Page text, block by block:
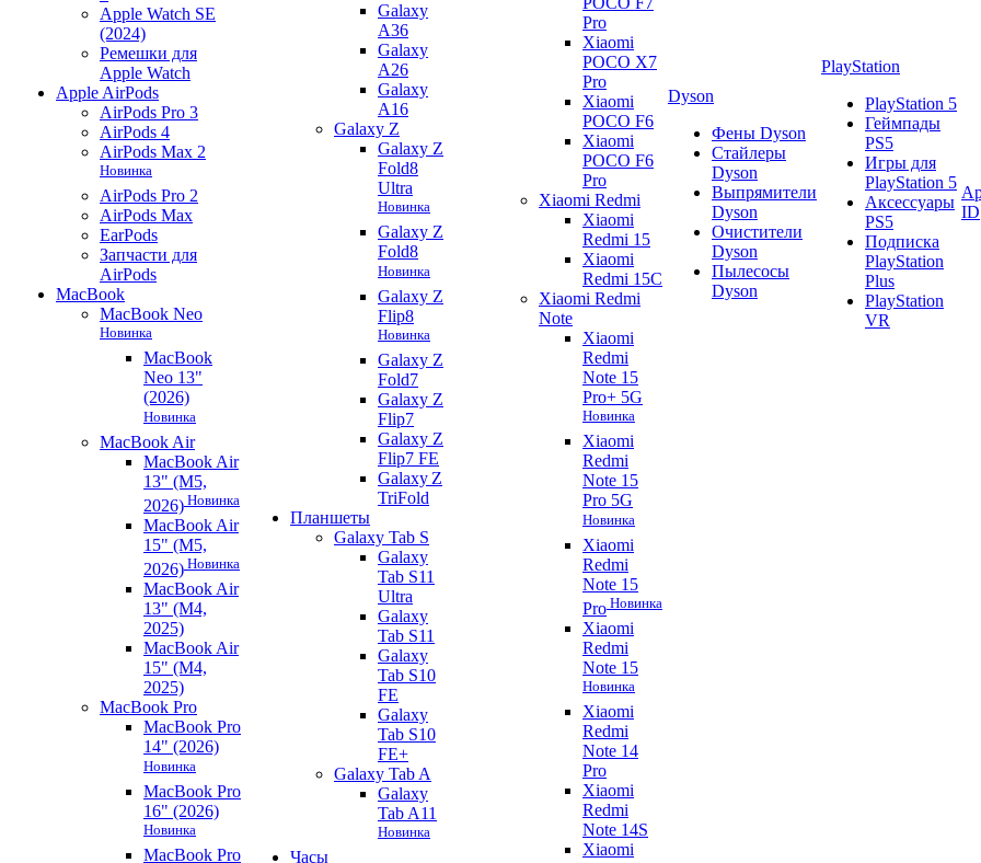
Apple Watch SE
(2024)
Ремешки для
Apple Watch
Apple AirPods
AirPods Pro 3
AirPods 4
AirPods Max 2
Новинка
AirPods Pro 2
AirPods Max
EarPods
Запчасти для
AirPods
MacBook
MacBook Neo
Новинка
MacBook
Neo 13"
(2026)
Новинка
MacBook Air
MacBook Air
13" (M5,
2026) Новинка
MacBook Air
15" (M5,
2026) Новинка
MacBook Air
13" (M4,
2025)
MacBook Air
15" (M4,
2025)
MacBook Pro
MacBook Pro
14" (2026)
Новинка
MacBook Pro
16" (2026)
Новинка
MacBook Pro
Galaxy
A36
Galaxy
A26
Galaxy
A16
Galaxy Z
Galaxy Z
Fold8
Ultra
Новинка
Galaxy Z
Fold8
Новинка
Galaxy Z
Flip8
Новинка
Galaxy Z
Fold7
Galaxy Z
Flip7
Galaxy Z
Flip7 FE
Galaxy Z
TriFold
Планшеты
Galaxy Tab S
Galaxy
Tab S11
Ultra
Galaxy
Tab S11
Galaxy
Tab S10
FE
Galaxy
Tab S10
FE+
Galaxy Tab A
Galaxy
Tab A11
Новинка
Часы
Pro
Xiaomi
POCO X7
Pro
Xiaomi
POCO F6
Xiaomi
POCO F6
Pro
Xiaomi Redmi
Xiaomi
Redmi 15
Xiaomi
Redmi 15C
Xiaomi Redmi
Note
Xiaomi
Redmi
Note 15
Pro+ 5G
Новинка
Xiaomi
Redmi
Note 15
Pro 5G
Новинка
Xiaomi
Redmi
Note 15
Pro Новинка
Xiaomi
Redmi
Note 15
Новинка
Xiaomi
Redmi
Note 14
Pro
Xiaomi
Redmi
Note 14S
Xiaomi
Dyson
Фены Dyson
Стайлеры
Dyson
Выпрямители
Dyson
Очистители
Dyson
Пылесосы
Dyson
PlayStation
PlayStation 5
Геймпады
PS5
Игры для
PlayStation 5
Аксессуары
PS5
Подписка
PlayStation
Plus
PlayStation
VR
ID